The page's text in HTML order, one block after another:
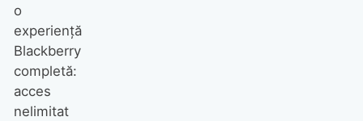
o
experienţă
Blackberry
completă:
acces
nelimitat